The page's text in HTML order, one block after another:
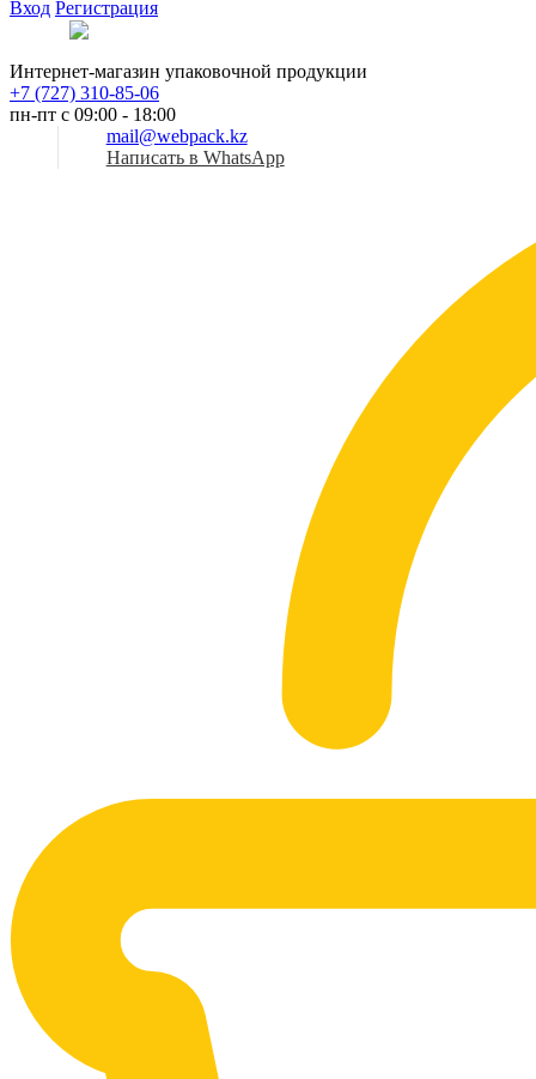
Вход Регистрация
Интернет-магазин упаковочной продукции
+7 (727) 310-85-06
пн-пт с 09:00 - 18:00
mail@webpack.kz
Написать в WhatsApp